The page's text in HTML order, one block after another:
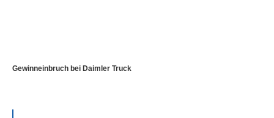
Gewinneinbruch bei Daimler Truck